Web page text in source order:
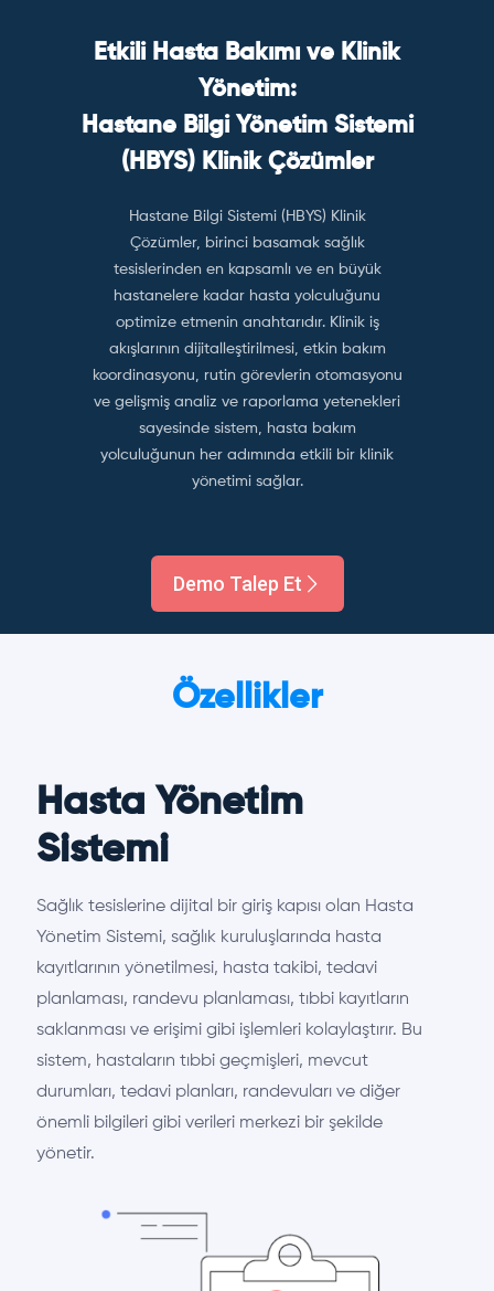
Etkili Hasta Bakımı ve Klinik
Yönetim:
Hastane Bilgi Yönetim Sistemi
(HBYS) Klinik Çözümler
Hastane Bilgi Sistemi (HBYS) Klinik
Çözümler, birinci basamak sağlık
tesislerinden en kapsamlı ve en büyük
hastanelere kadar hasta yolculuğunu
optimize etmenin anahtarıdır. Klinik iş
akışlarının dijitalleştirilmesi, etkin bakım
koordinasyonu, rutin görevlerin otomasyonu
ve gelişmiş analiz ve raporlama yetenekleri
sayesinde sistem, hasta bakım
yolculuğunun her adımında etkili bir klinik
yönetimi sağlar.
Demo Talep Et
Özellikler
Hasta Yönetim
Sistemi
Sağlık tesislerine dijital bir giriş kapısı olan Hasta
Yönetim Sistemi, sağlık kuruluşlarında hasta
kayıtlarının yönetilmesi, hasta takibi, tedavi
planlaması, randevu planlaması, tıbbi kayıtların
saklanması ve erişimi gibi işlemleri kolaylaştırır. Bu
sistem, hastaların tıbbi geçmişleri, mevcut
durumları, tedavi planları, randevuları ve diğer
önemli bilgileri gibi verileri merkezi bir şekilde
yönetir.